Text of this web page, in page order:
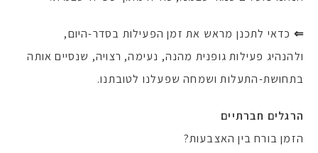
⇐ כדאי לתכנן מראש את זמן הפעילות בסדר-היום,
ולהנהיג פעילות גופנית מהנה, נעימה, רצויה, שנסיים אותה
בתחושת-התעלות ושמחה שפעלנו לטובתנו.
הרגלים חברתיים
הזמן בורח בין האצבעות?